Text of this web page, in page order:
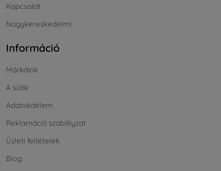
Kapcsolat
Nagykereskedelmi
Információ
Márkáink
A sütik
Adatvédelem
Reklamáció szabályzat
Üzleti feltételek
Blog